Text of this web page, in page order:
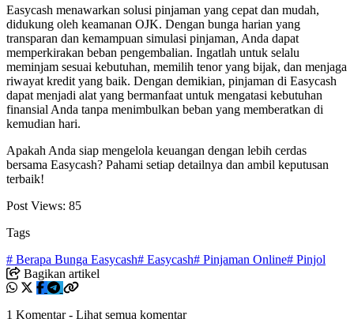
Easycash menawarkan solusi pinjaman yang cepat dan mudah,
didukung oleh keamanan OJK. Dengan bunga harian yang
transparan dan kemampuan simulasi pinjaman, Anda dapat
memperkirakan beban pengembalian. Ingatlah untuk selalu
meminjam sesuai kebutuhan, memilih tenor yang bijak, dan menjaga
riwayat kredit yang baik. Dengan demikian, pinjaman di Easycash
dapat menjadi alat yang bermanfaat untuk mengatasi kebutuhan
finansial Anda tanpa menimbulkan beban yang memberatkan di
kemudian hari.
Apakah Anda siap mengelola keuangan dengan lebih cerdas
bersama Easycash? Pahami setiap detailnya dan ambil keputusan
terbaik!
Post Views: 85
Tags
# Berapa Bunga Easycash# Easycash# Pinjaman Online# Pinjol
Bagikan artikel
1 Komentar- Lihat semua komentar